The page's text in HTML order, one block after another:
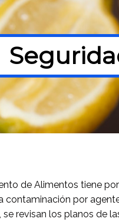
de Alimentos tiene
contaminación por
revisan los planos de